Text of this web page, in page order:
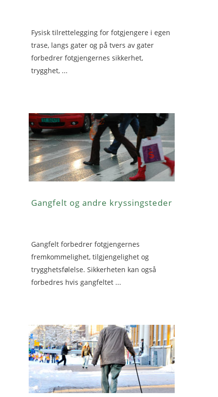
Fysisk tilrettelegging for fotgjengere i egen
trase, langs gater og på tvers av gater
forbedrer fotgjengernes sikkerhet,
trygghet, ...
Gangfelt og andre kryssingsteder
Gangfelt forbedrer fotgjengernes
fremkommelighet, tilgjengelighet og
trygghetsfølelse. Sikkerheten kan også
forbedres hvis gangfeltet ...